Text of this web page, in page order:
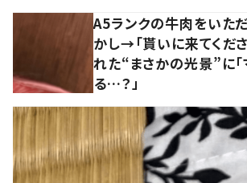
A5ランクの牛肉をいた
かし→「貰いに来てくださ
れた“まさかの光景”に「
る…？」